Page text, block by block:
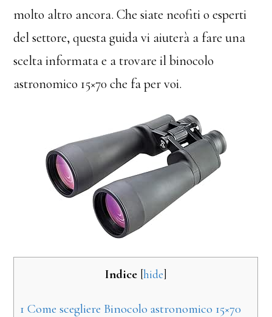
molto altro ancora. Che siate neofiti o esperti
del settore, questa guida vi aiuterà a fare una
scelta informata e a trovare il binocolo
astronomico 15×70 che fa per voi.
Indice hide
1 Come scegliere Binocolo astronomico 15×70